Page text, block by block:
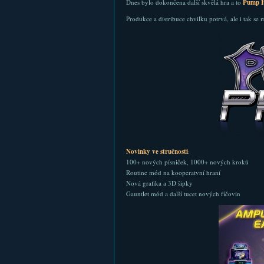
Dnes bylo dokončena další skvělá hra a to Pump
Produkce a distribuce chvilku potrvá, ale i tak se
Novinky ve stručnosti:
100+ nových písniček, 1000+ nových kroků
Routine mód na kooperatvní hraní
Nová grafika a 3D šipky
Gauntlet mód a další tucet nových fíčovin